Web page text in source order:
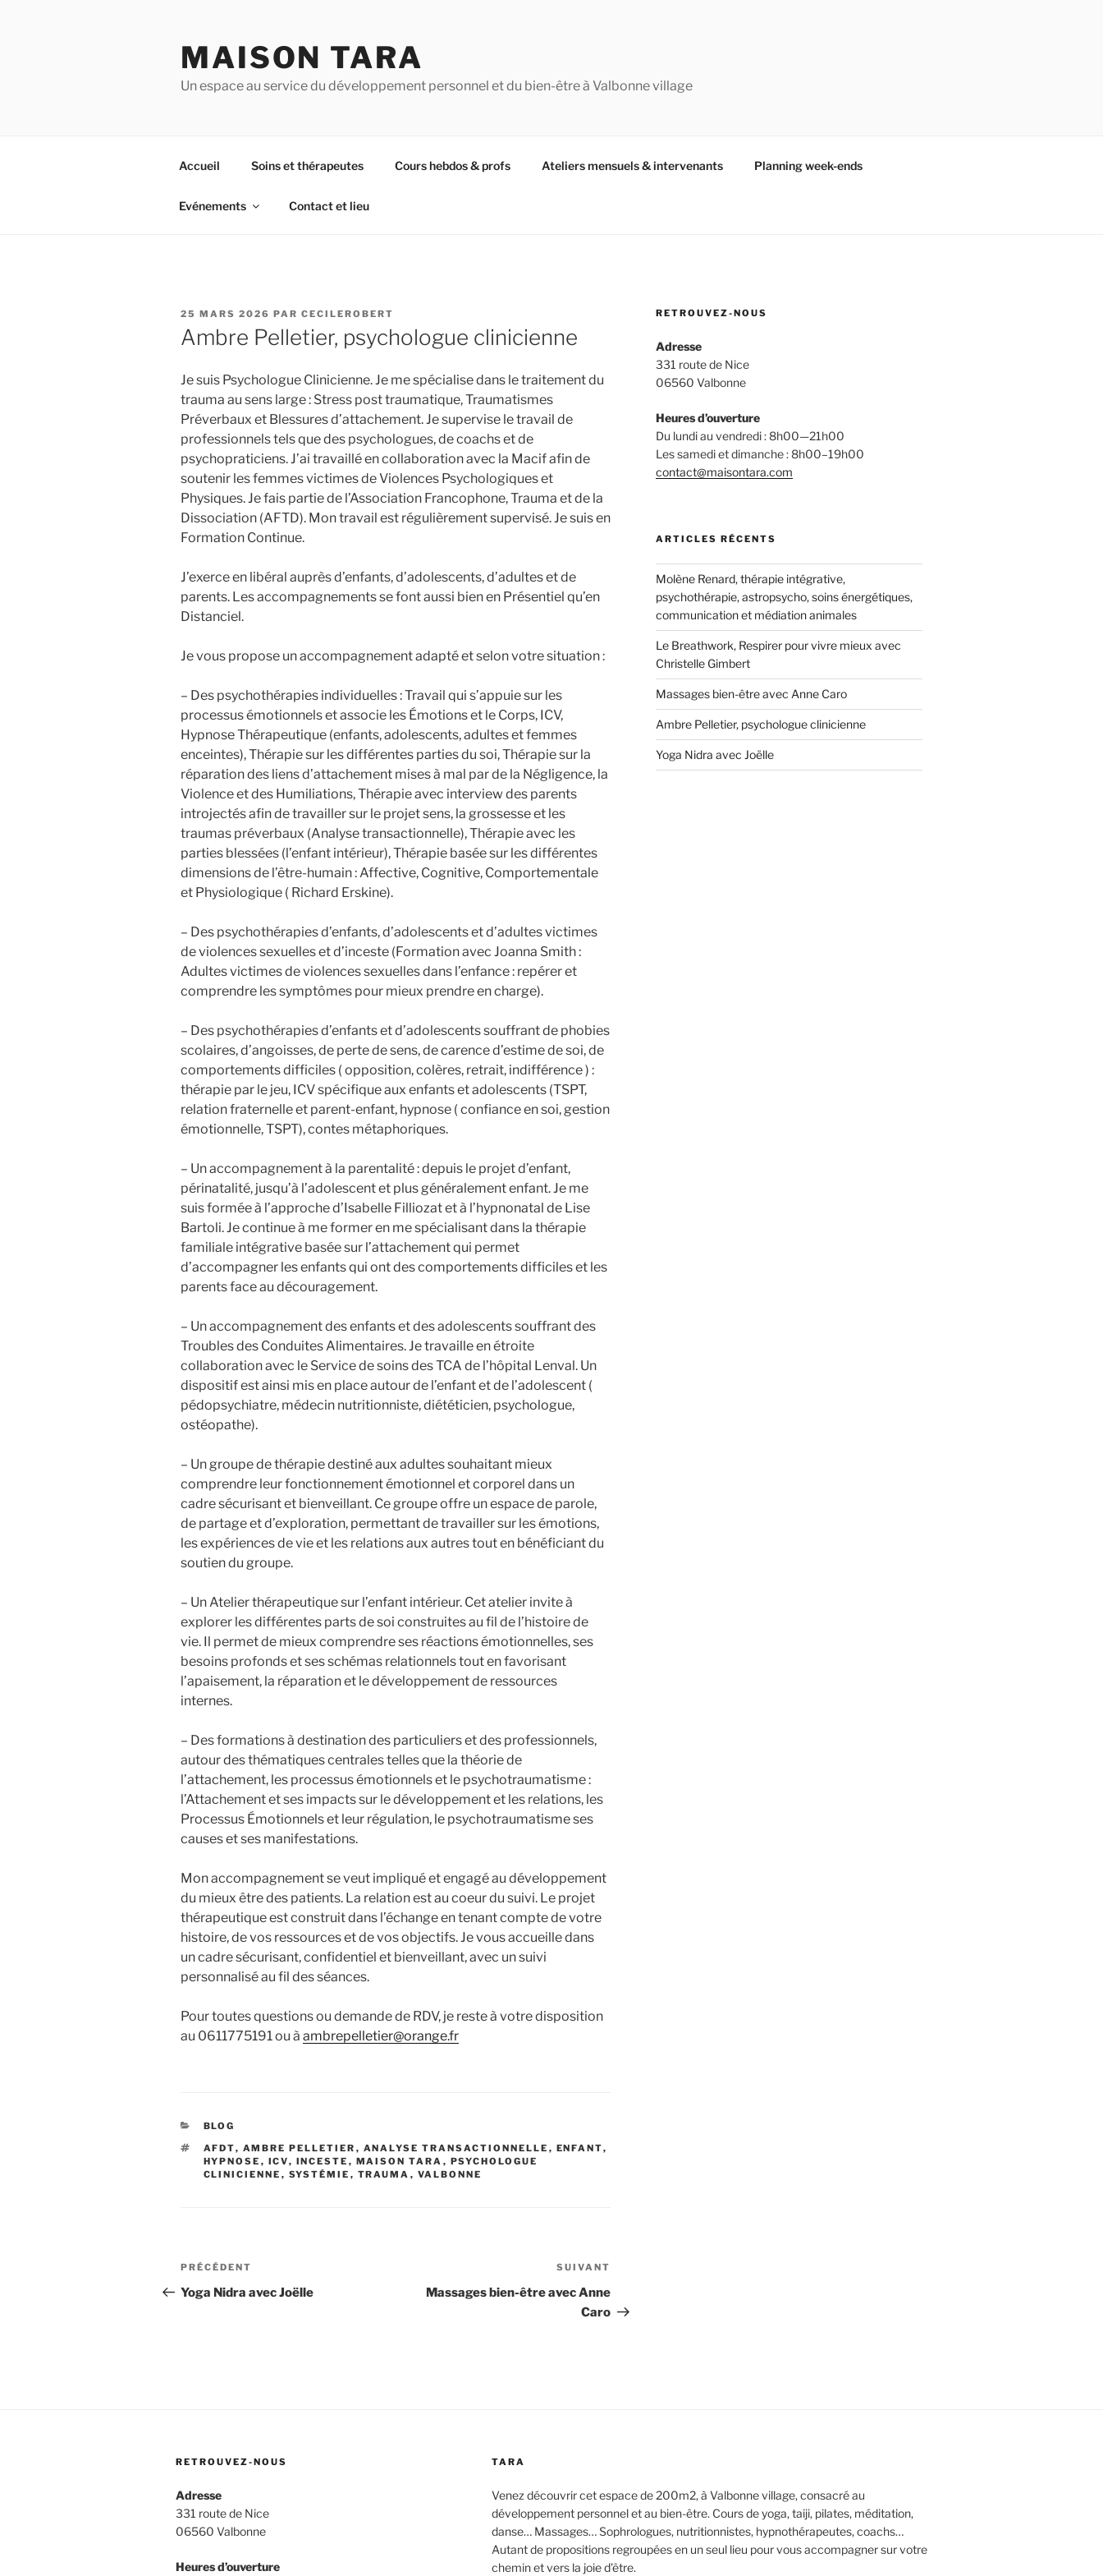
MAISON TARA
Un espace au service du développement personnel et du bien-être à Valbonne village
Accueil Soins et thérapeutes Cours hebdos & profs Ateliers mensuels & intervenants Planning week-ends
Evénements Contact et lieu
PUBLIÉ
LE
25 MARS 2026 PAR CECILEROBERT
Ambre Pelletier, psychologue clinicienne
Je suis Psychologue Clinicienne. Je me spécialise dans le traitement du
trauma au sens large : Stress post traumatique, Traumatismes
Préverbaux et Blessures d’attachement. Je supervise le travail de
professionnels tels que des psychologues, de coachs et de
psychopraticiens. J’ai travaillé en collaboration avec la Macif afin de
soutenir les femmes victimes de Violences Psychologiques et
Physiques. Je fais partie de l’Association Francophone, Trauma et de la
Dissociation (AFTD). Mon travail est régulièrement supervisé. Je suis en
Formation Continue.
J’exerce en libéral auprès d’enfants, d’adolescents, d’adultes et de
parents. Les accompagnements se font aussi bien en Présentiel qu’en
Distanciel.
Je vous propose un accompagnement adapté et selon votre situation :
– Des psychothérapies individuelles : Travail qui s’appuie sur les
processus émotionnels et associe les Émotions et le Corps, ICV,
Hypnose Thérapeutique (enfants, adolescents, adultes et femmes
enceintes), Thérapie sur les différentes parties du soi, Thérapie sur la
réparation des liens d’attachement mises à mal par de la Négligence, la
Violence et des Humiliations, Thérapie avec interview des parents
introjectés afin de travailler sur le projet sens, la grossesse et les
traumas préverbaux (Analyse transactionnelle), Thérapie avec les
parties blessées (l’enfant intérieur), Thérapie basée sur les différentes
dimensions de l’être-humain : Affective, Cognitive, Comportementale
et Physiologique ( Richard Erskine).
– Des psychothérapies d’enfants, d’adolescents et d’adultes victimes
de violences sexuelles et d’inceste (Formation avec Joanna Smith :
Adultes victimes de violences sexuelles dans l’enfance : repérer et
comprendre les symptômes pour mieux prendre en charge).
– Des psychothérapies d’enfants et d’adolescents souffrant de phobies
scolaires, d’angoisses, de perte de sens, de carence d’estime de soi, de
comportements difficiles ( opposition, colères, retrait, indifférence ) :
thérapie par le jeu, ICV spécifique aux enfants et adolescents (TSPT,
relation fraternelle et parent-enfant, hypnose ( confiance en soi, gestion
émotionnelle, TSPT), contes métaphoriques.
– Un accompagnement à la parentalité : depuis le projet d’enfant,
périnatalité, jusqu’à l’adolescent et plus généralement enfant. Je me
suis formée à l’approche d’Isabelle Filliozat et à l’hypnonatal de Lise
Bartoli. Je continue à me former en me spécialisant dans la thérapie
familiale intégrative basée sur l’attachement qui permet
d’accompagner les enfants qui ont des comportements difficiles et les
parents face au découragement.
– Un accompagnement des enfants et des adolescents souffrant des
Troubles des Conduites Alimentaires. Je travaille en étroite
collaboration avec le Service de soins des TCA de l’hôpital Lenval. Un
dispositif est ainsi mis en place autour de l’enfant et de l’adolescent (
pédopsychiatre, médecin nutritionniste, diététicien, psychologue,
ostéopathe).
– Un groupe de thérapie destiné aux adultes souhaitant mieux
comprendre leur fonctionnement émotionnel et corporel dans un
cadre sécurisant et bienveillant. Ce groupe offre un espace de parole,
de partage et d’exploration, permettant de travailler sur les émotions,
les expériences de vie et les relations aux autres tout en bénéficiant du
soutien du groupe.
– Un Atelier thérapeutique sur l’enfant intérieur. Cet atelier invite à
explorer les différentes parts de soi construites au fil de l’histoire de
vie. Il permet de mieux comprendre ses réactions émotionnelles, ses
besoins profonds et ses schémas relationnels tout en favorisant
l’apaisement, la réparation et le développement de ressources
internes.
– Des formations à destination des particuliers et des professionnels,
autour des thématiques centrales telles que la théorie de
l’attachement, les processus émotionnels et le psychotraumatisme :
l’Attachement et ses impacts sur le développement et les relations, les
Processus Émotionnels et leur régulation, le psychotraumatisme ses
causes et ses manifestations.
Mon accompagnement se veut impliqué et engagé au développement
du mieux être des patients. La relation est au coeur du suivi. Le projet
thérapeutique est construit dans l’échange en tenant compte de votre
histoire, de vos ressources et de vos objectifs. Je vous accueille dans
un cadre sécurisant, confidentiel et bienveillant, avec un suivi
personnalisé au fil des séances.
Pour toutes questions ou demande de RDV, je reste à votre disposition
au 0611775191 ou à ambrepelletier@orange.fr
CATÉGORIES
BLOG
ÉTIQUETTES
AFDT, AMBRE PELLETIER , ANALYSE TRANSACTIONNELLE , ENFANT,
HYPNOSE , ICV, INCESTE , MAISON TARA , PSYCHOLOGUE
CLINICIENNE , SYSTÉMIE , TRAUMA , VALBONNE
Navigation
de
Article
précédent
PRÉCÉDENT
Yoga Nidra avec Joëlle
suivant
SUIVANT
Massages bien-être avec Anne
Caro
RETROUVEZ-NOUS
Adresse
331 route de Nice
06560 Valbonne
Heures d’ouverture
Du lundi au vendredi : 8h00—21h00
Les samedi et dimanche : 8h00–19h00
contact@maisontara.com
ARTICLES RÉCENTS
Molène Renard, thérapie intégrative,
psychothérapie, astropsycho, soins énergétiques,
communication et médiation animales
Le Breathwork, Respirer pour vivre mieux avec
Christelle Gimbert
Massages bien-être avec Anne Caro
Ambre Pelletier, psychologue clinicienne
Yoga Nidra avec Joëlle
RETROUVEZ-NOUS
Adresse
331 route de Nice
06560 Valbonne
Heures d’ouverture
TARA
Venez découvrir cet espace de 200m2, à Valbonne village, consacré au
développement personnel et au bien-être. Cours de yoga, taiji, pilates, méditation,
danse… Massages… Sophrologues, nutritionnistes, hypnothérapeutes, coachs…
Autant de propositions regroupées en un seul lieu pour vous accompagner sur votre
chemin et vers la joie d’être.